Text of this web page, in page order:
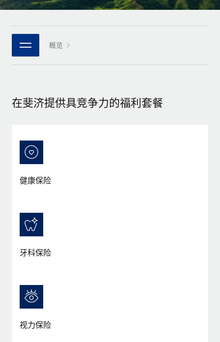
团队的内置核心人力资源功能
连接 新的
使用我们的 MCP 将任何人工智能工具与 Remote 平台相连
咨询专家
获得全球人力资源与合规方面的专家帮助
简化候选人筛选流程
防范合规风险
在全球范围内配置和跟踪 IT 设备
快速建立合规实体
人员调配与搬迁
企业
与我们携手合作
战略技术合作伙伴
成为合作伙伴
与我们共探合作机遇
集成与人工智能自动化咨询
At a glance Discover the evolution of TheyDo, a pioneering
journey management platform that has...
了解更多
Reverse Tech's strategic partnership with
Remote for contractor management and
Reverse Tech at a glance Health and wellness startup,
人力资源术语表
核对表和模板
职位描述库
网络研讨会
新闻室
洞察中心
获得支持
查看全部资源
博客
EOR compliance
了解更多
Italiano
Português (Portugal)
日本語
中文（简体）
概览
在斐济提供具竞争力的福利套餐
健康保险
牙科保险
视力保险